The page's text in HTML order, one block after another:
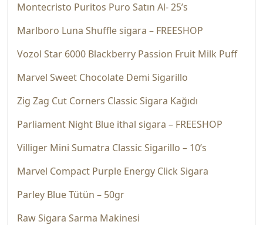
Montecristo Puritos Puro Satın Al- 25’s
Marlboro Luna Shuffle sigara – FREESHOP
Vozol Star 6000 Blackberry Passion Fruit Milk Puff
Marvel Sweet Chocolate Demi Sigarillo
Zig Zag Cut Corners Classic Sigara Kağıdı
Parliament Night Blue ithal sigara – FREESHOP
Villiger Mini Sumatra Classic Sigarillo – 10’s
Marvel Compact Purple Energy Click Sigara
Parley Blue Tütün – 50gr
Raw Sigara Sarma Makinesi